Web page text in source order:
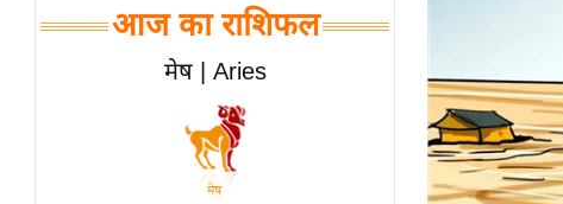
आज का राशिफल
मेष | Aries